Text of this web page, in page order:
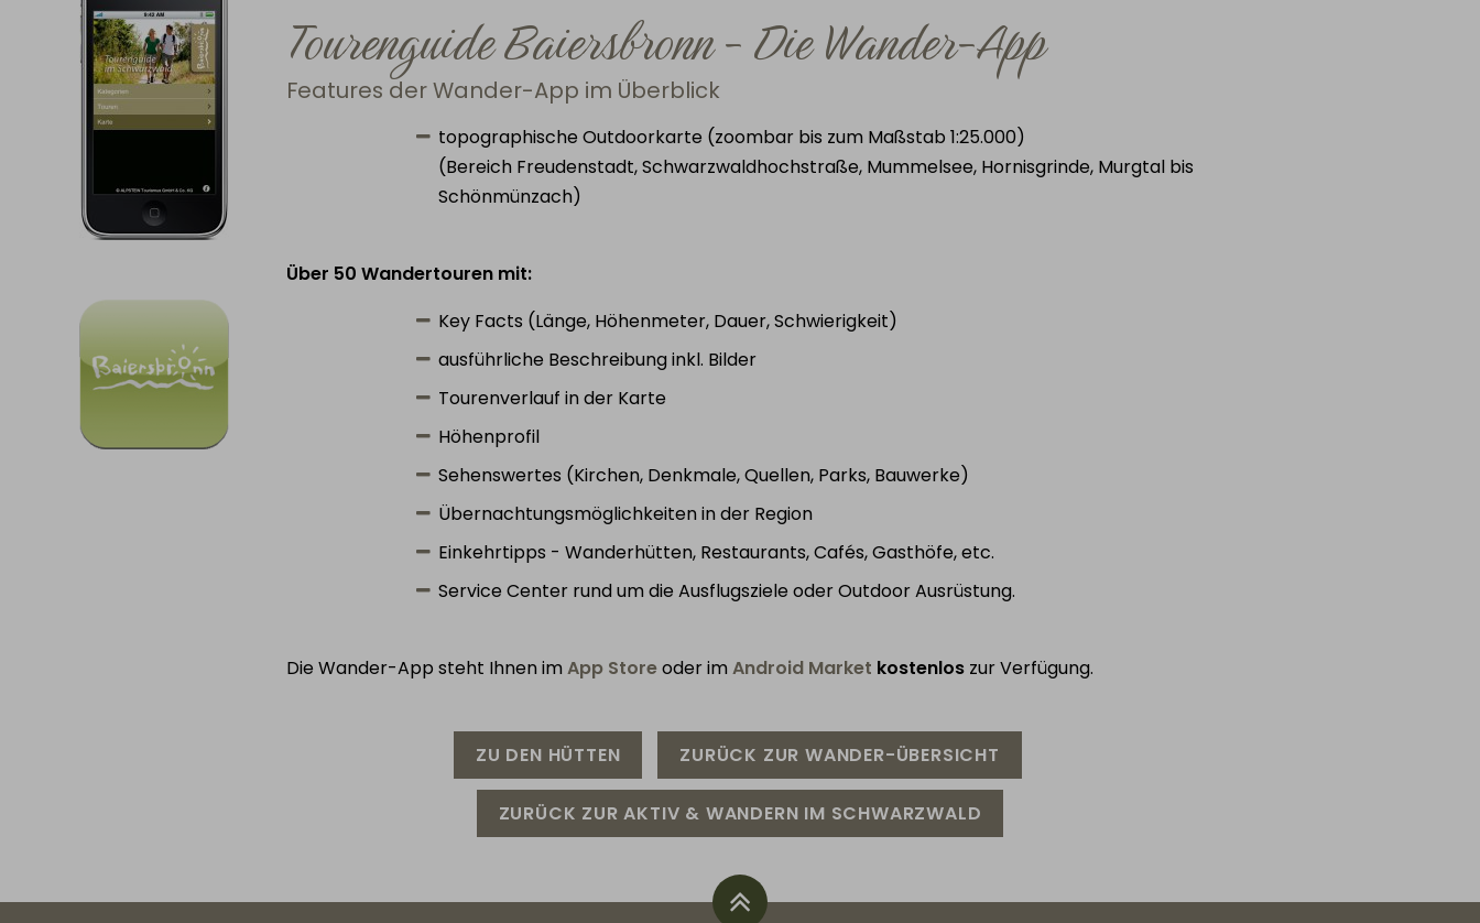
Tourenguide Baiersbronn - Die Wander-App
Features der Wander-App im Überblick
topographische Outdoorkarte (zoombar bis zum Maßstab 1:25.000)
(Bereich Freudenstadt, Schwarzwaldhochstraße, Mummelsee, Hornisgrinde, Murgtal bis
Schönmünzach)
Über 50 Wandertouren mit:
Key Facts (Länge, Höhenmeter, Dauer, Schwierigkeit)
ausführliche Beschreibung inkl. Bilder
Tourenverlauf in der Karte
Höhenprofil
Sehenswertes (Kirchen, Denkmale, Quellen, Parks, Bauwerke)
Übernachtungsmöglichkeiten in der Region
Einkehrtipps - Wanderhütten, Restaurants, Cafés, Gasthöfe, etc.
Service Center rund um die Ausflugsziele oder Outdoor Ausrüstung.
Die Wander-App steht Ihnen imApp Storeoder imAndroid Market kostenlos zur Verfügung.
ZU DEN HÜTTEN ZURÜCK ZUR WANDER-ÜBERSICHT
ZURÜCK ZUR AKTIV & WANDERN IM SCHWARZWALD